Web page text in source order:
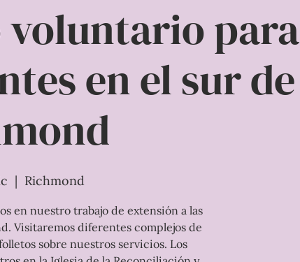
voluntario para
en el sur de
  |
Richmond
en nuestro trabajo de extensión a las
Visitaremos diferentes complejos de
sobre nuestros servicios. Los